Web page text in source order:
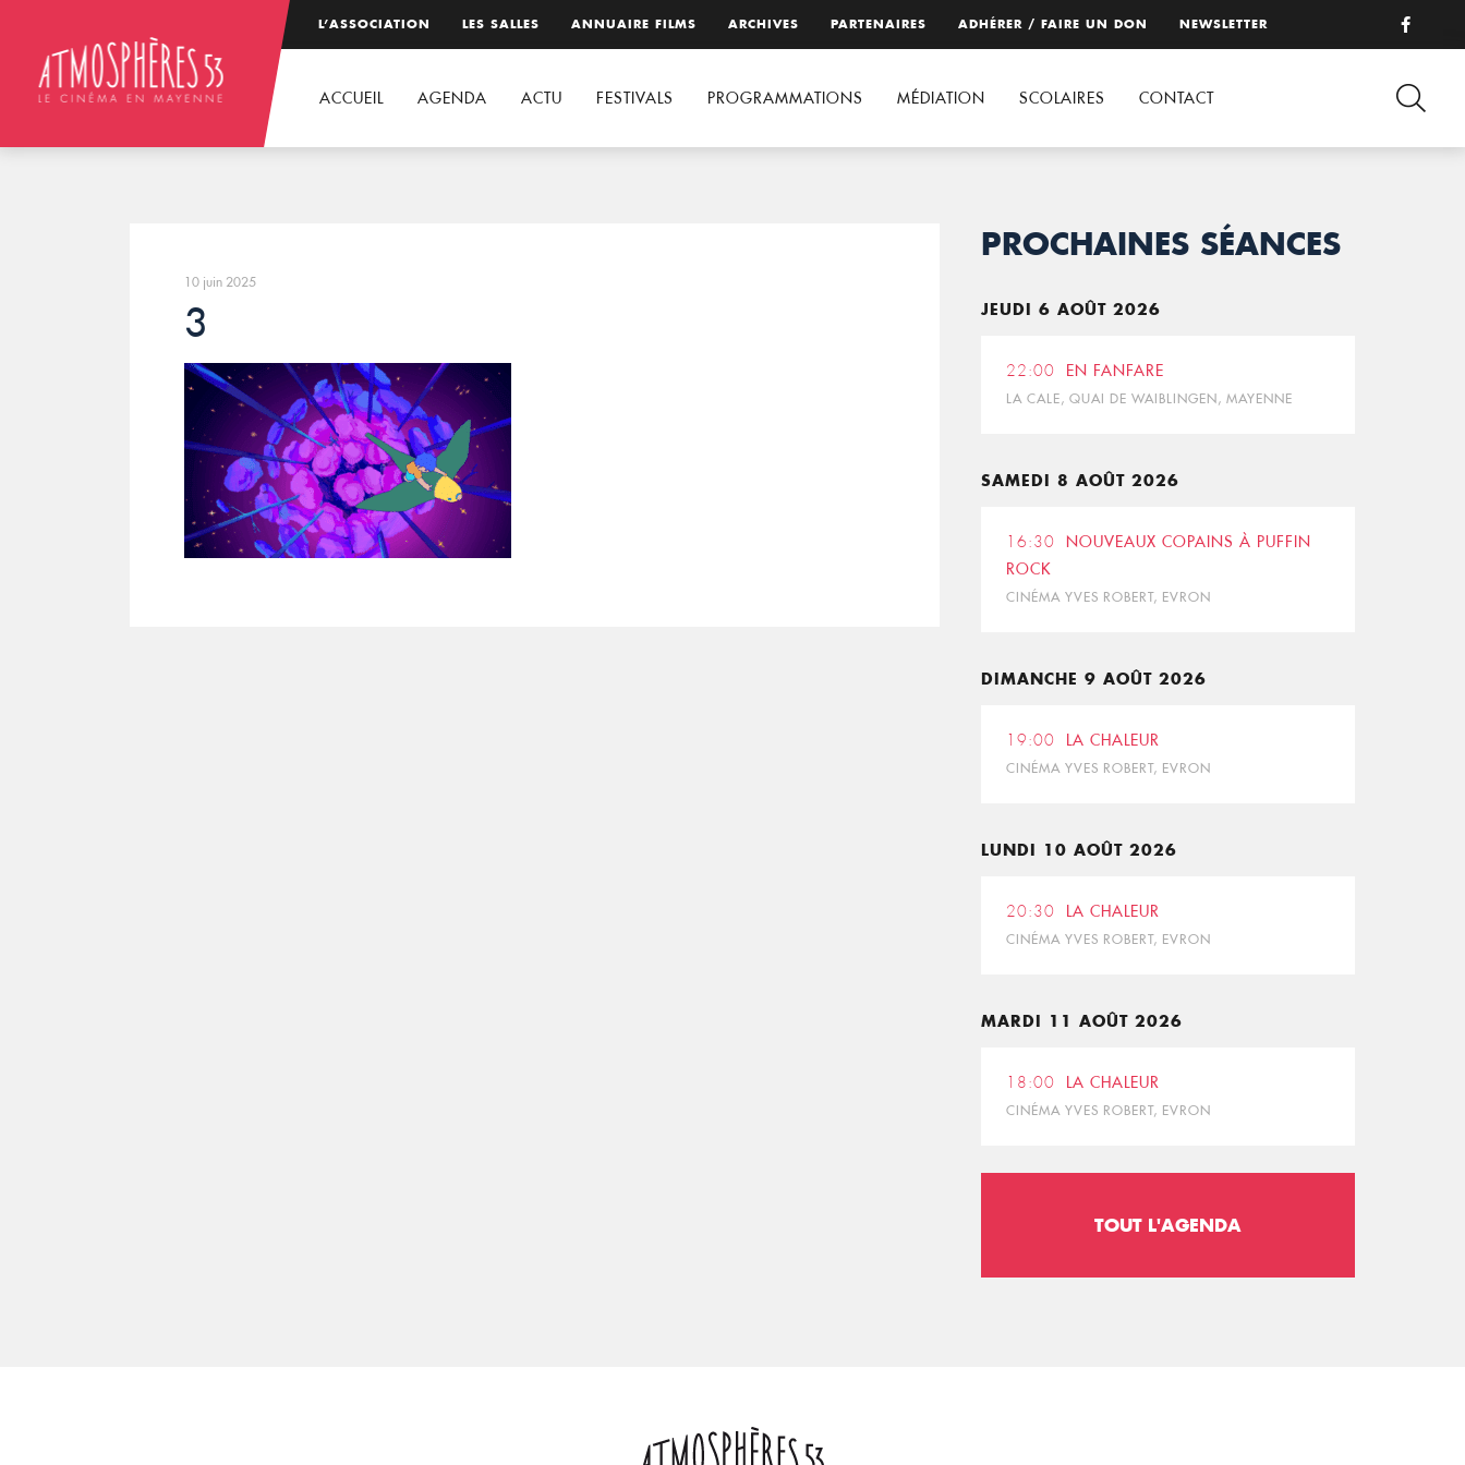
L’ASSOCIATION LES SALLES ANNUAIRE FILMS ARCHIVES PARTENAIRES ADHÉRER / FAIRE UN DON NEWSLETTER
ACCUEIL AGENDA ACTU FESTIVALS PROGRAMMATIONS MÉDIATION SCOLAIRES CONTACT
10 juin 2025
3
PROCHAINES SÉANCES
JEUDI 6 AOÛT 2026
22:00 EN FANFARE
LA CALE, QUAI DE WAIBLINGEN, MAYENNE
SAMEDI 8 AOÛT 2026
16:30
NOUVEAUX COPAINS À PUFFIN
ROCK
CINÉMA YVES ROBERT, EVRON
DIMANCHE 9 AOÛT 2026
19:00 LA CHALEUR
CINÉMA YVES ROBERT, EVRON
LUNDI 10 AOÛT 2026
20:30 LA CHALEUR
CINÉMA YVES ROBERT, EVRON
MARDI 11 AOÛT 2026
18:00 LA CHALEUR
CINÉMA YVES ROBERT, EVRON
TOUT L'AGENDA